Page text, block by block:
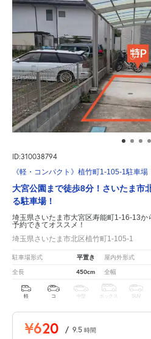
ID:310038794
《軽・コンパクト》植竹町1-105-1駐車場
大宮公園まで徒歩8分！さいたま市
る駐車場！
埼玉県さいたま市大宮区寿能町1-16-13か
予約できてオススメ！
埼玉県さいたま市北区植竹町1-105-1
駐車場形式 平置き 屋内外形式
全長 450cm 全幅
軽 コ 中型 ボックス SUV
¥620 / 9.5 時間